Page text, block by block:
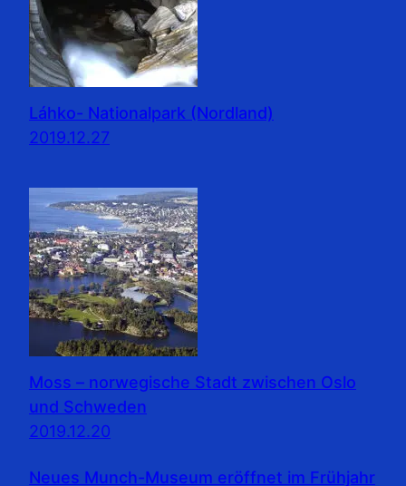
Láhko- Nationalpark (Nordland)
2019.12.27
Moss – norwegische Stadt zwischen Oslo
und Schweden
2019.12.20
Neues Munch-Museum eröffnet im Frühjahr